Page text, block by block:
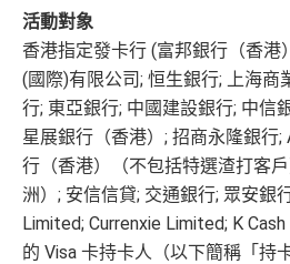
免費機場貴賓室
❎缺點
無得開附屬卡
查看更多信用卡詳情及分析...
合共高達
$900「獎賞
錢」
*持卡人需於發卡後60日內完成累
求。 #免費「易賞錢」VIP會籍：
功綁定滙豐easy卡到「易賞錢」
綁定後4個月內生效。不可獲享迎
核日起計之過去12個月內曾取消任
淨睇本地簽賬回贈1%未算市場
選擇
有得儲里數但手續費貴 (Sorry
嚟講真係)
交保費無回贈
查看更多信用卡詳情及分析...
$300)
對比DBS Black及DBS Eminent
賺返嚟嘅Compass Dollars可
Chok支付寶HK/WeChat Pay
賺！
積分無限期
兌換里數免手續費
有DBS可以用到DBS提供嘅酒
活動對象
香港指定發卡行 (富邦銀行（香港
(國際)有限公司; 恒生銀行; 上海商
行; 東亞銀行; 中國建設銀行; 中信
星展銀行（香港）; 招商永隆銀行;
行（香港）（不包括特選渣打客
洲）; 安信信貸; 交通銀行; 眾安銀
Limited; Currenxie Limited; K
的 Visa 卡持卡人（以下簡稱「持